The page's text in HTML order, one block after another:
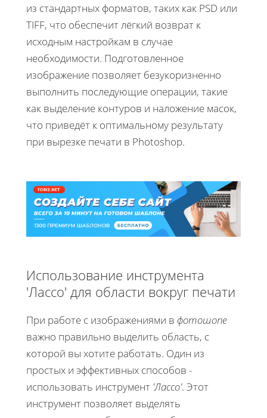
из стандартных форматов, таких как PSD или
TIFF, что обеспечит лёгкий возврат к
исходным настройкам в случае
необходимости. Подготовленное
изображение позволяет безукоризненно
выполнить последующие операции, такие
как выделение контуров и наложение масок,
что приведёт к оптимальному результату
при вырезке печати в Photoshop.
Использование инструмента
'Лассо' для области вокруг печати
При работе с изображениями в фотошопе
важно правильно выделить область, с
которой вы хотите работать. Один из
простых и эффективных способов -
использовать инструмент 'Лассо'. Этот
инструмент позволяет выделять